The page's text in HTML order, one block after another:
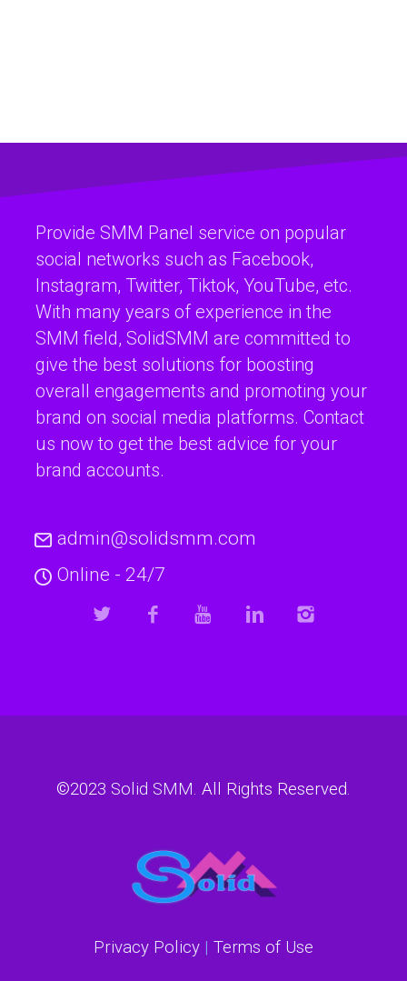
Provide SMM Panel service on popular
social networks such as Facebook,
Instagram, Twitter, Tiktok, YouTube, etc.
With many years of experience in the
SMM field, SolidSMM are committed to
give the best solutions for boosting
overall engagements and promoting your
brand on social media platforms. Contact
us now to get the best advice for your
brand accounts.
admin@solidsmm.com
Online - 24/7
©2023 Solid SMM. All Rights Reserved.
Privacy Policy | Terms of Use